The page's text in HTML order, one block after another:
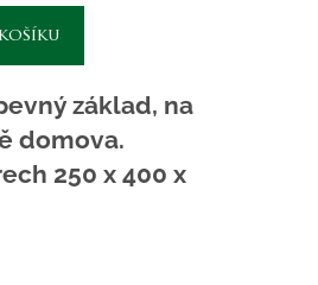
základ, na
domova.
250 x 400 x